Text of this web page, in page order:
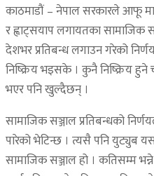
काठमाडौं – नेपाल सरकारले आफू
र ह्वाट्सयाप लगायतका सामाजिक
देशभर प्रतिबन्ध लगाउन गरेको
निष्क्रिय भइसके । कुनै निष्क्रिय
भएर पनि खुल्दैछन् ।
सामाजिक सञ्जाल प्रतिबन्धको निर्णयले
पारेको भेटिन्छ । त्यसै पनि युट्युब
सामाजिक सञ्जाल हो । कतिसम्म